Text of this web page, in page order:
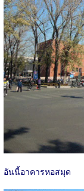
อันนี้อาคารหอสมุด